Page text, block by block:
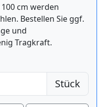
werden
Bestellen Sie ggf.
und
Tragkraft.
Stück